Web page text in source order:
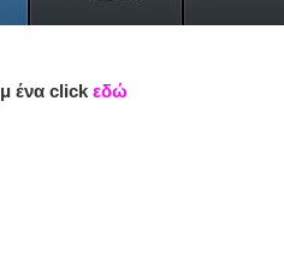
μ ένα click εδώ